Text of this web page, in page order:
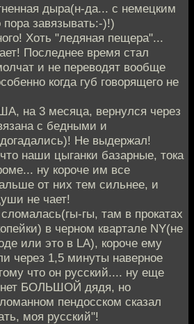
дыра(н-да... с немецким
завязывать:-)!)
Хоть "ледяная пещера"...
Последнее время стал
и не переводят вообще
когда губ говорящего не
на 3 месяца, вернулся через
с бедными и
Не выдержал!
наши цыганки базарные, тока
ну короче им все
от них тем сильнее, и
не чает!
гы, там в прокатах
в черном квартале NY(не
или это в LA), короче ему
через 1,5 минуты наверное
что он русский.... ну еще
БОЛЬШОЙ дядя, но
пендосском сказал
моя русский"!